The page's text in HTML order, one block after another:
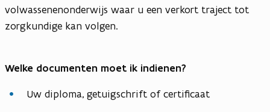
volwassenenonderwijs waar u een verkort traject tot
zorgkundige kan volgen.
Welke documenten moet ik indienen?
Uw diploma, getuigschrift of certificaat